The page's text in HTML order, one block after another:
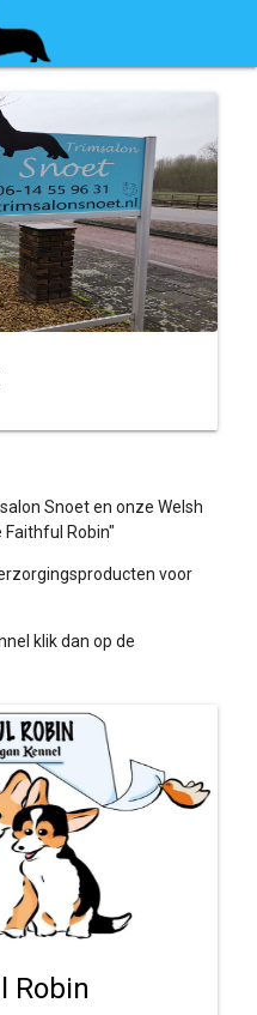
Snoet en onze Welsh
Robin"
voor
klik dan op de
Robin